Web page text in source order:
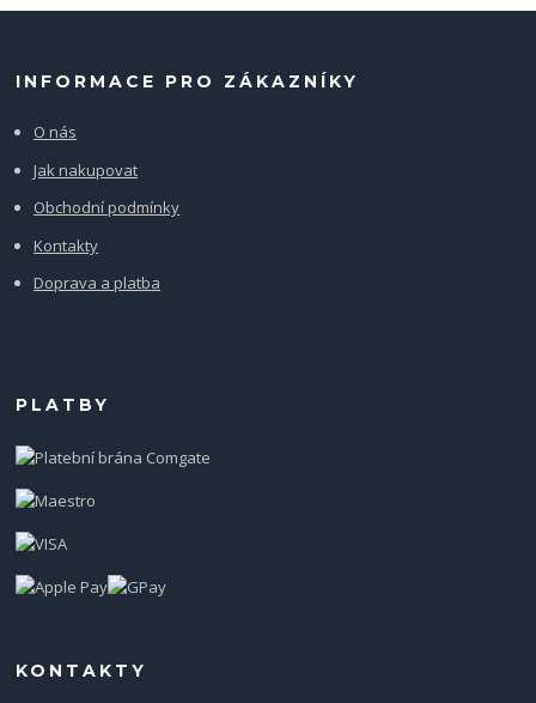
INFORMACE PRO ZÁKAZNÍKY
O nás
Jak nakupovat
Obchodní podmínky
Kontakty
Doprava a platba
PLATBY
KONTAKTY